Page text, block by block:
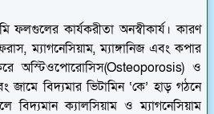
কার্যকরীতা অনস্বীকার্য। কারণ
ম্যাগনেসিয়াম, ম্যাঙ্গানিজ এবং কপার
অস্টিওপোরোসিস(Osteoporosis) ও
জামে বিদ্যমার ভিটামিন ‘কে’ হাড় গঠনে
বিদ্যমান ক্যালসিয়াম ও ম্যাগনেসিয়াম